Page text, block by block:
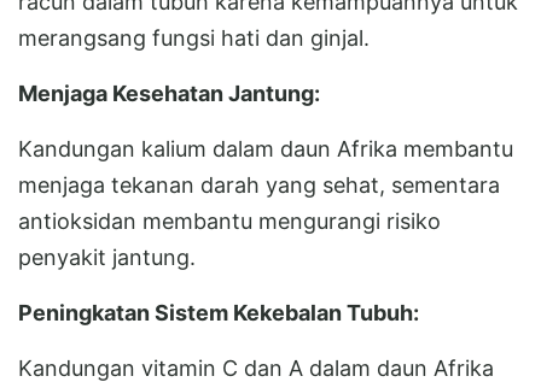
merangsang fungsi hati dan ginjal.
Menjaga Kesehatan Jantung:
Kandungan kalium dalam daun Afrika membantu
menjaga tekanan darah yang sehat, sementara
antioksidan membantu mengurangi risiko
penyakit jantung.
Peningkatan Sistem Kekebalan Tubuh:
Kandungan vitamin C dan A dalam daun Afrika